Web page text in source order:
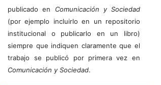
publicado en Comunicación y Sociedad
(por ejemplo incluirlo en un repositorio
institucional o publicarlo en un libro)
siempre que indiquen claramente que el
trabajo se publicó por primera vez en
Comunicación y Sociedad.